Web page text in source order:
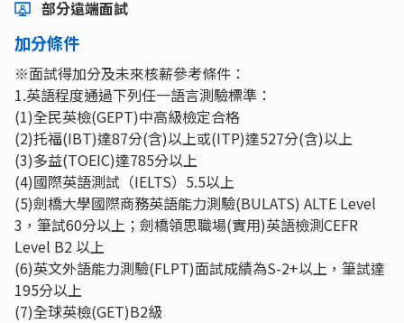
部分遠端面試
加分條件
※面試得加分及未來核薪參考條件：
1.英語程度通過下列任一語言測驗標準：
(1)全民英檢(GEPT)中高級檢定合格
(2)托福(IBT)達87分(含)以上或(ITP)達527分(含)以上
(3)多益(TOEIC)達785分以上
(4)國際英語測試（IELTS）5.5以上
(5)劍橋大學國際商務英語能力測驗(BULATS) ALTE Level
3，筆試60分以上；劍橋領思職場(實用)英語檢測CEFR
Level B2 以上
(6)英文外語能力測驗(FLPT)面試成績為S-2+以上，筆試達
195分以上
(7)全球英檢(GET)B2級